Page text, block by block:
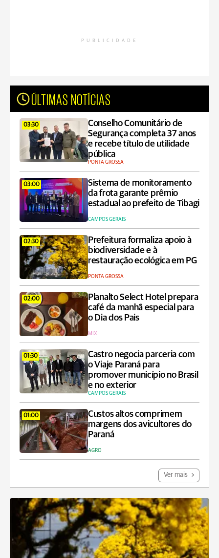
PUBLICIDADE
ÚLTIMAS NOTÍCIAS
03:30
Conselho Comunitário de
Segurança completa 37 anos
e recebe título de utilidade
pública
PONTA GROSSA
03:00
Sistema de monitoramento
da frota garante prêmio
estadual ao prefeito de Tibagi
CAMPOS GERAIS
02:30
Prefeitura formaliza apoio à
biodiversidade e à
restauração ecológica em PG
PONTA GROSSA
02:00
Planalto Select Hotel prepara
café da manhã especial para
o Dia dos Pais
MIX
01:30
Castro negocia parceria com
o Viaje Paraná para
promover município no Brasil
e no exterior
CAMPOS GERAIS
01:00
Custos altos comprimem
margens dos avicultores do
Paraná
AGRO
Ver mais